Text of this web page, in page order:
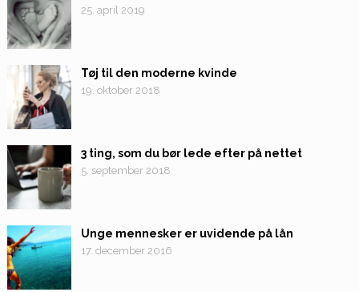
25. april 2019
Tøj til den moderne kvinde
19. oktober 2018
3 ting, som du bør lede efter på nettet
5. september 2018
Unge mennesker er uvidende på lån
17. december 2016